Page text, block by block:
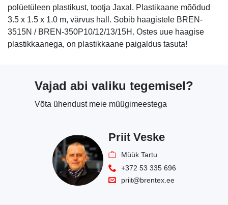
polüetüleen plastikust, tootja Jaxal. Plastikaane mõõdud
3.5 x 1.5 x 1.0 m, värvus hall. Sobib haagistele BREN-
3515N / BREN-350P10/12/13/15H. Ostes uue haagise
plastikkaanega, on plastikkaane paigaldus tasuta!
Vajad abi valiku tegemisel?
Võta ühendust meie müügimeestega
Priit Veske
Müük Tartu
+372 53 335 696
priit@brentex.ee